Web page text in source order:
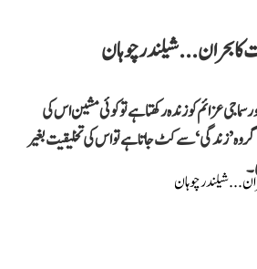
کا بحران... شیلندر چوہان
عزائم کو زندہ رکھتا ہے تو کوئی مشین اس کی
وہ ’زندگی‘ سے کٹ جاتا ہے تو اس کی تخلیقیت بغیر